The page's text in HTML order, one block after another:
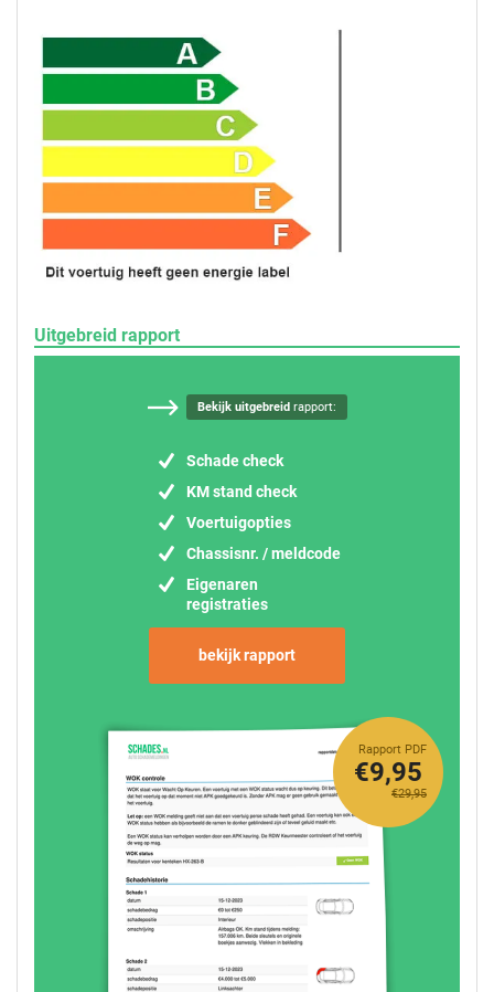
Uitgebreid rapport
Bekijk uitgebreidrapport:
Schade check
KM stand check
Voertuigopties
Chassisnr. / meldcode
Eigenaren
registraties
bekijk rapport
Rapport PDF
€29,95
€9,95